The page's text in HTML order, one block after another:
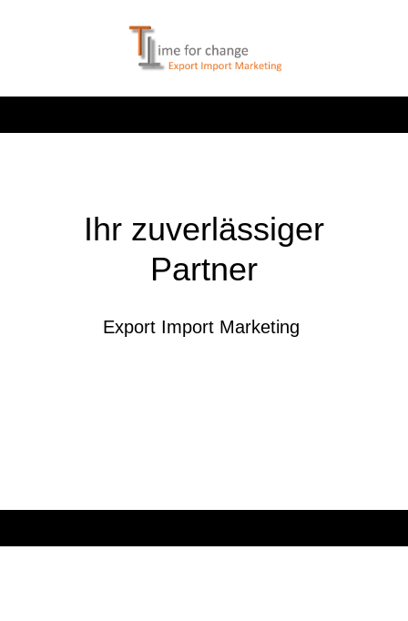
Ihr zuverlässiger
Partner
Export Import Marketing